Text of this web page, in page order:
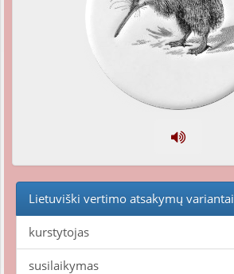
Lietuviški vertimo atsakymų variantai
kurstytojas
susilaikymas